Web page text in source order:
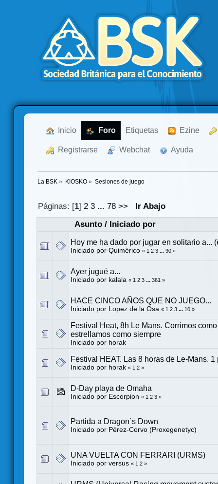
Inicio Foro Etiquetas Ezine
Registrarse Webchat Ayuda
La BSK » KIOSKO» Sesiones de juego
Páginas: [1]2 3 ...78 >>
Ir Abajo
Asunto/ Iniciado por
Hoy me ha dado por jugar en solitario a...
Iniciado por Quimérico « 1 2 3 ... 90 »
Ayer jugué a...
Iniciado por kalala « 1 2 3 ... 361 »
HACE CINCO AÑOS QUE NO JUEGO...
Iniciado por Lopez de la Osa « 1 2 3 ... 10 »
Festival Heat, 8h Le Mans. Corrimos
estrellamos como siempre
Iniciado por horak
Festival HEAT. Las 8 horas de Le-Mans. 1
Iniciado por horak « 1 2 »
D-Day playa de Omaha
Iniciado por Escorpion « 1 2 3 »
Partida a Dragon´s Down
Iniciado por Pérez-Corvo (Proxegenetyc)
UNA VUELTA CON FERRARI (URMS)
Iniciado por versus « 1 2 »